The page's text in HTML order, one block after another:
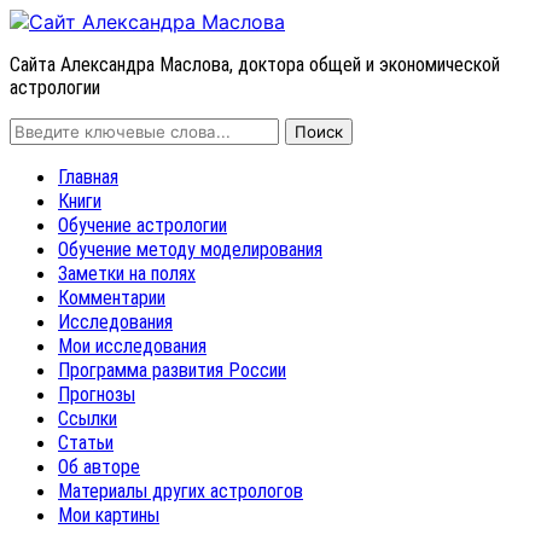
Сайта Александра Маслова, доктора общей и экономической
астрологии
Главная
Книги
Обучение астрологии
Обучение методу моделирования
Заметки на полях
Комментарии
Исследования
Мои исследования
Программа развития России
Прогнозы
Ссылки
Статьи
Об авторе
Материалы других астрологов
Мои картины